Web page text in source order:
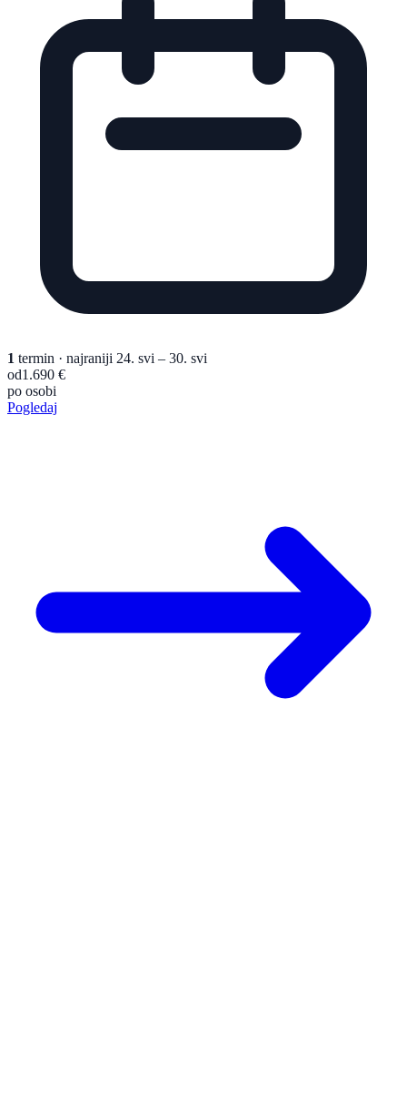
1 termin · najraniji 24. svi – 30. svi
od1.690 €
po osobi
Pogledaj